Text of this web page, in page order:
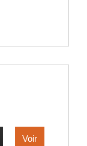
Voir